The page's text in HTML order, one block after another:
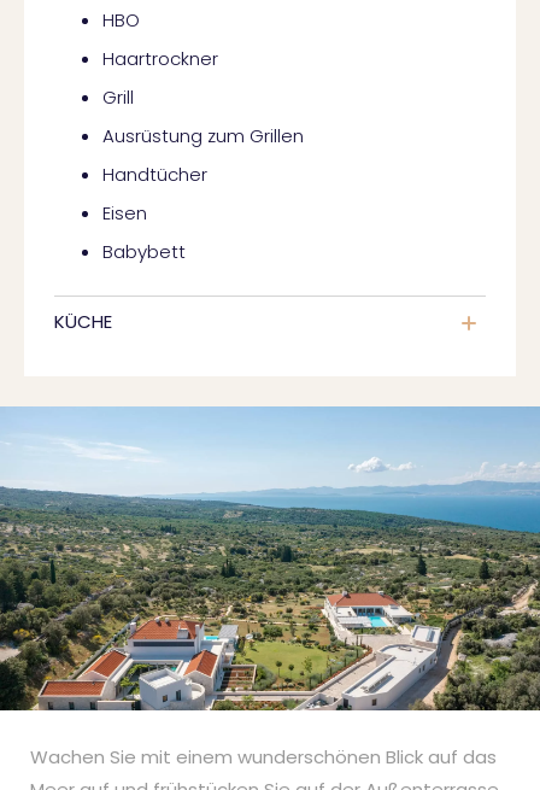
HBO
Haartrockner
Grill
Ausrüstung zum Grillen
Handtücher
Eisen
Babybett
KÜCHE
Wachen Sie mit einem wunderschönen Blick auf das